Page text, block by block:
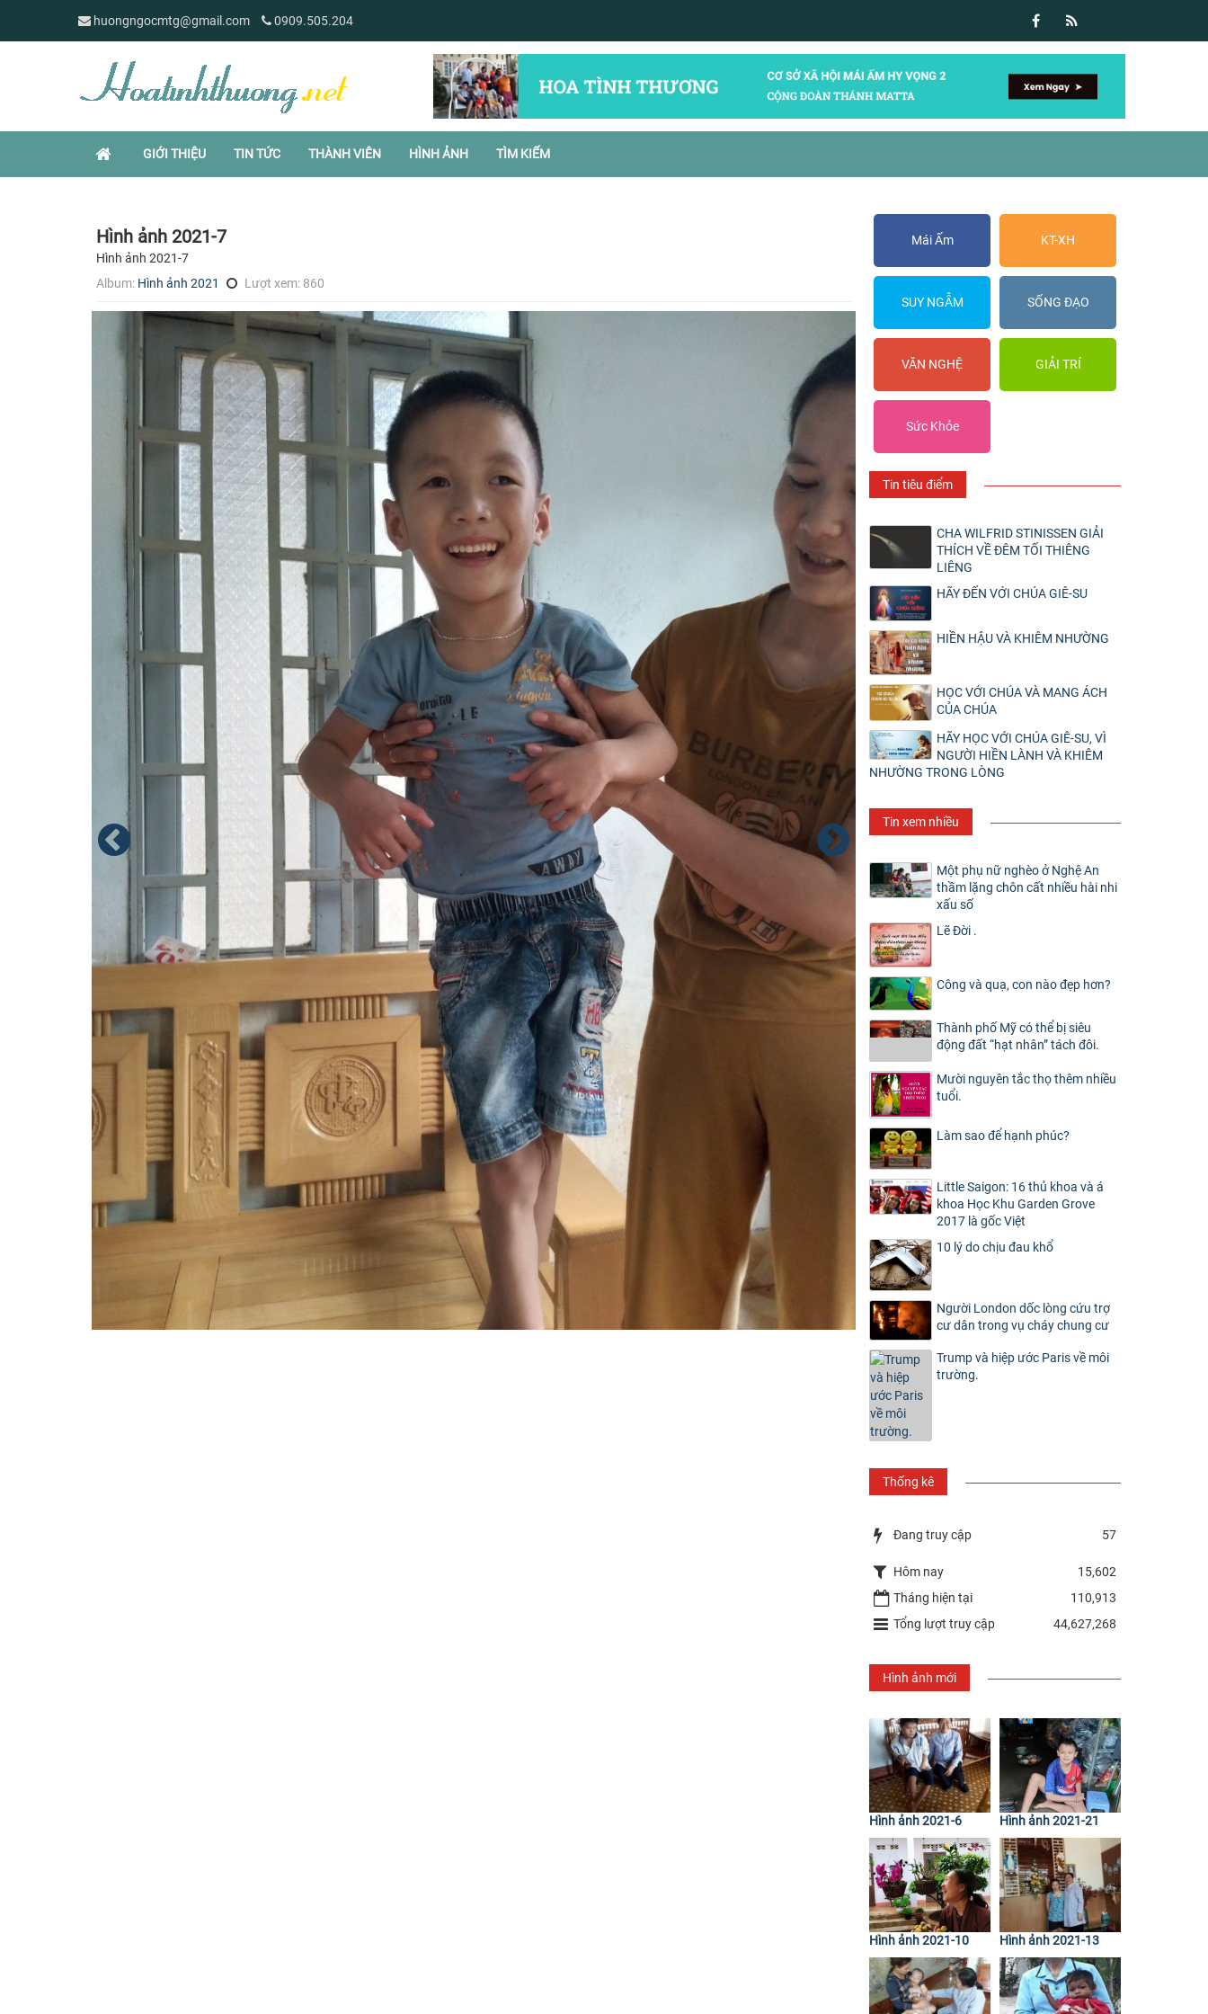
huongngocmtg@gmail.com 0909.505.204
GIỚI THIỆU TIN TỨC THÀNH VIÊN HÌNH ẢNH TÌM KIẾM
Hình ảnh 2021-7
Hình ảnh 2021-7
Album: Hình ảnh 2021 Lượt xem: 860
Mái Ấm KT-XH
SUY NGẪM SỐNG ĐẠO
VĂN NGHỆ GIẢI TRÍ
Sức Khỏe
Tin tiêu điểm
CHA WILFRID STINISSEN GIẢI
THÍCH VỀ ĐÊM TỐI THIÊNG
LIÊNG
HÃY ĐẾN VỚI CHÚA GIÊ-SU
HIỀN HẬU VÀ KHIÊM NHƯỜNG
HỌC VỚI CHÚA VÀ MANG ÁCH
CỦA CHÚA
HÃY HỌC VỚI CHÚA GIÊ-SU, VÌ
NGƯỜI HIỀN LÀNH VÀ KHIÊM
NHƯỜNG TRONG LÒNG
Tin xem nhiều
Một phụ nữ nghèo ở Nghệ An
thầm lặng chôn cất nhiều hài nhi
xấu số
Lẽ Đời .
Công và quạ, con nào đẹp hơn?
Thành phố Mỹ có thể bị siêu
động đất “hạt nhân” tách đôi.
Mười nguyên tắc thọ thêm nhiều
tuổi.
Làm sao để hạnh phúc?
Little Saigon: 16 thủ khoa và á
khoa Học Khu Garden Grove
2017 là gốc Việt
10 lý do chịu đau khổ
Người London dốc lòng cứu trợ
cư dân trong vụ cháy chung cư
Trump và hiệp ước Paris về môi
trường.
Thống kê
Đang truy cập 57
Hôm nay
15,602
Tháng hiện tại
110,913
Tổng lượt truy cập
44,627,268
Hình ảnh mới
Hình ảnh 2021-6 Hình ảnh 2021-21
Hình ảnh 2021-10 Hình ảnh 2021-13